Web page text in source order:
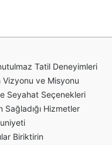
Tatil Deneyimleri
ve Misyonu
Seyahat Seçenekleri
Sağladığı Hizmetler
Biriktirin